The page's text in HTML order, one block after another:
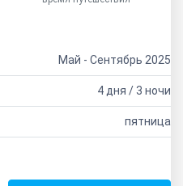
Май - Сентябрь 2025
4 дня / 3 ночи
пятница